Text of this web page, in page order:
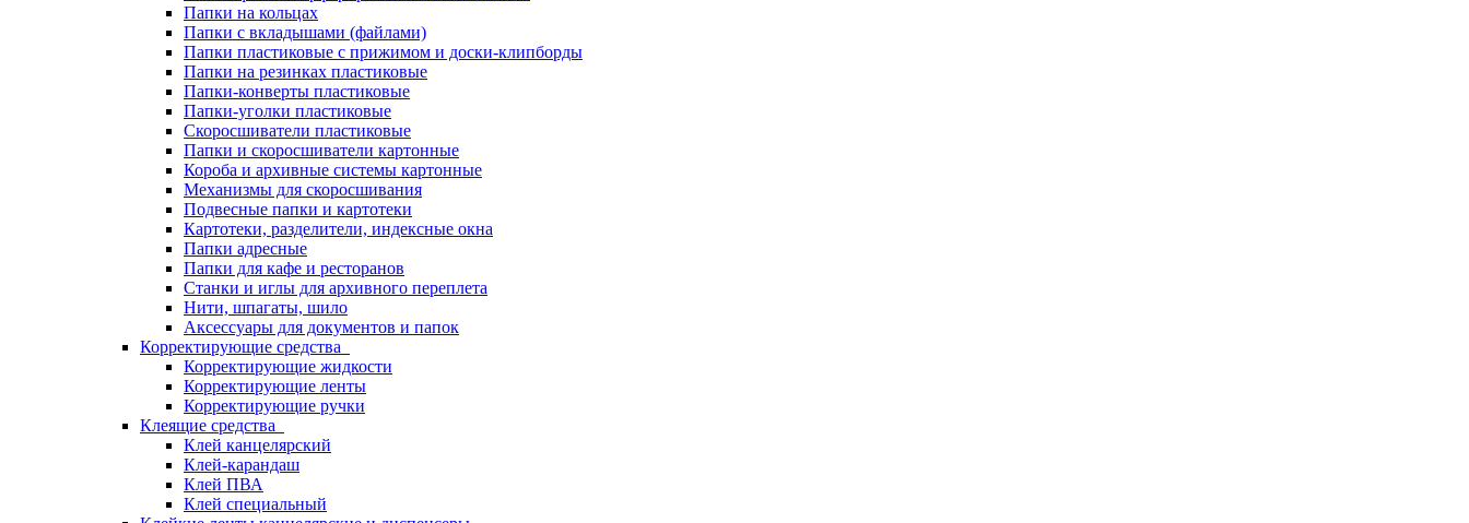
Папки на кольцах
Папки с вкладышами (файлами)
Папки пластиковые с прижимом и доски-клипборды
Папки на резинках пластиковые
Папки-конверты пластиковые
Папки-уголки пластиковые
Скоросшиватели пластиковые
Папки и скоросшиватели картонные
Короба и архивные системы картонные
Механизмы для скоросшивания
Подвесные папки и картотеки
Картотеки, разделители, индексные окна
Папки адресные
Папки для кафе и ресторанов
Станки и иглы для архивного переплета
Нити, шпагаты, шило
Аксессуары для документов и папок
Корректирующие средства
Корректирующие жидкости
Корректирующие ленты
Корректирующие ручки
Клеящие средства
Клей канцелярский
Клей-карандаш
Клей ПВА
Клей специальный